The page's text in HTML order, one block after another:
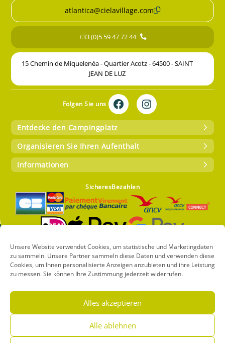
Unsere Website verwendet Cookies, um statistische und Marketingdaten
zu sammeln. Unsere Partner sammeln diese Daten und verwenden diese
Cookies, um Ihnen personalisierte Anzeigen anzubieten und ihre Leistung
zu messen. Sie können Ihre Zustimmung jederzeit widerrufen.
Alles akzeptieren
Alle ablehnen
atlantica@cielavillage.com
+33 (0)5 59 47 72 44
15 Chemin de Miquelenéa - Quartier Acotz - 64500 - SAINT
JEAN DE LUZ
SicheresBezahlen
Folgen Sie uns
Entdecke den Campingplatz
Organisieren Sie Ihren Aufenthalt
Informationen
Copyright 2024 – Camping CIELA VILLAGE Atlantica – Alle Rechte
vorbehalten | Realisation Francecom
Datenschutz und persönliche Daten
Rechtliche Hinweise
English